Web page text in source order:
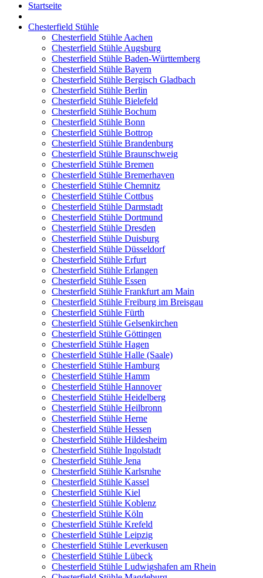
Startseite
Chesterfield Stühle
Chesterfield Stühle Aachen
Chesterfield Stühle Augsburg
Chesterfield Stühle Baden-Württemberg
Chesterfield Stühle Bayern
Chesterfield Stühle Bergisch Gladbach
Chesterfield Stühle Berlin
Chesterfield Stühle Bielefeld
Chesterfield Stühle Bochum
Chesterfield Stühle Bonn
Chesterfield Stühle Bottrop
Chesterfield Stühle Brandenburg
Chesterfield Stühle Braunschweig
Chesterfield Stühle Bremen
Chesterfield Stühle Bremerhaven
Chesterfield Stühle Chemnitz
Chesterfield Stühle Cottbus
Chesterfield Stühle Darmstadt
Chesterfield Stühle Dortmund
Chesterfield Stühle Dresden
Chesterfield Stühle Duisburg
Chesterfield Stühle Düsseldorf
Chesterfield Stühle Erfurt
Chesterfield Stühle Erlangen
Chesterfield Stühle Essen
Chesterfield Stühle Frankfurt am Main
Chesterfield Stühle Freiburg im Breisgau
Chesterfield Stühle Fürth
Chesterfield Stühle Gelsenkirchen
Chesterfield Stühle Göttingen
Chesterfield Stühle Hagen
Chesterfield Stühle Halle (Saale)
Chesterfield Stühle Hamburg
Chesterfield Stühle Hamm
Chesterfield Stühle Hannover
Chesterfield Stühle Heidelberg
Chesterfield Stühle Heilbronn
Chesterfield Stühle Herne
Chesterfield Stühle Hessen
Chesterfield Stühle Hildesheim
Chesterfield Stühle Ingolstadt
Chesterfield Stühle Jena
Chesterfield Stühle Karlsruhe
Chesterfield Stühle Kassel
Chesterfield Stühle Kiel
Chesterfield Stühle Koblenz
Chesterfield Stühle Köln
Chesterfield Stühle Krefeld
Chesterfield Stühle Leipzig
Chesterfield Stühle Leverkusen
Chesterfield Stühle Lübeck
Chesterfield Stühle Ludwigshafen am Rhein